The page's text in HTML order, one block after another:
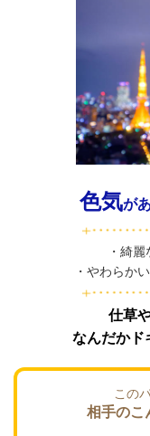
色気が
・綺
・やわらか
仕草
なんだかド
この
相手のこ